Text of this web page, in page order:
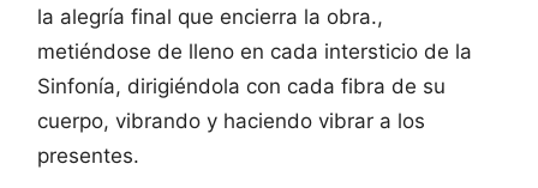
la alegría final que encierra la obra.,
metiéndose de lleno en cada intersticio de la
Sinfonía, dirigiéndola con cada fibra de su
cuerpo, vibrando y haciendo vibrar a los
presentes.